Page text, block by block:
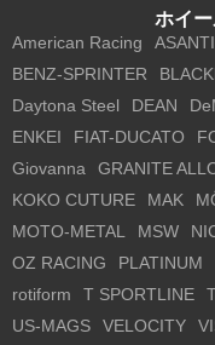
ホイ
American Racing ASANTI
BENZ-SPRINTER
Daytona Steel
DEAN
ENKEI
FIAT-DUCATO
Giovanna
GRANITE
KOKO CUTURE
MAK
MOTO-METAL
MSW
OZ RACING
PLATINUM
rotiform
T SPORTLINE
US-MAGS
VELOCITY